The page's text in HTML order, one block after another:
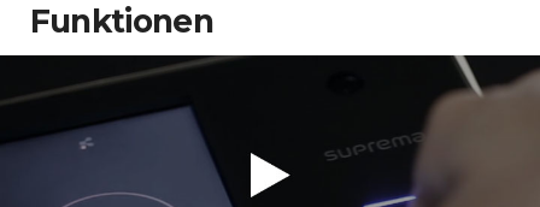
Funktionen